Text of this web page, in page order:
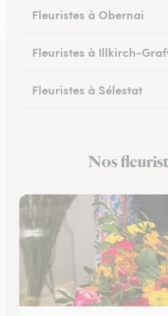
Fleuristes à Obernai
Fleuristes à Illkirch-
Fleuristes à Sélestat
Fleuristes à Lingolsheim
Nos